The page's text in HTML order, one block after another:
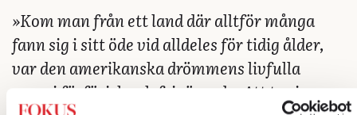
»Kom man från ett land där alltför många
fann sig i sitt öde vid alldeles för tidig ålder,
var den amerikanska drömmens livfulla
energi förförisk och frigörande. Att ta sig